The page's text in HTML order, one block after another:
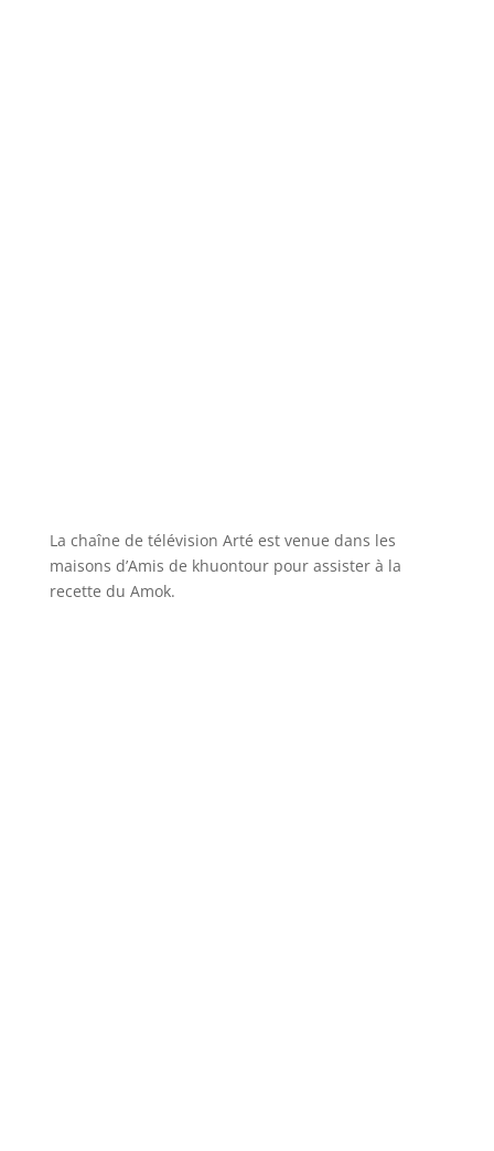
La chaîne de télévision Arté est venue dans les
maisons d’Amis de khuontour pour assister à la
recette du Amok.